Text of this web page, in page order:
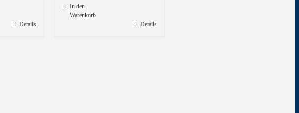
Details
In den
Warenkorb
Details